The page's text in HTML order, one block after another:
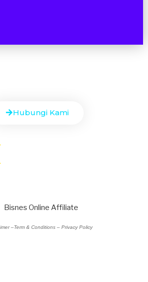
Hubungi Kami
–Term & Conditions– Privacy Policy